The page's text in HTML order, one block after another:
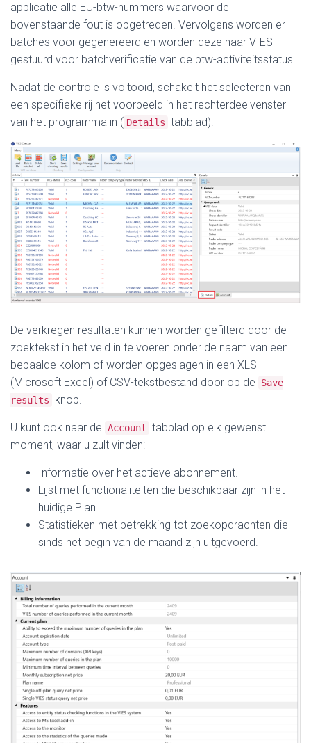
applicatie alle EU-btw-nummers waarvoor de
bovenstaande fout is opgetreden. Vervolgens worden er
batches voor gegenereerd en worden deze naar VIES
gestuurd voor batchverificatie van de btw-activiteitsstatus.
Nadat de controle is voltooid, schakelt het selecteren van
een specifieke rij het voorbeeld in het rechterdeelvenster
van het programma in ( Details tabblad):
De verkregen resultaten kunnen worden gefilterd door de
zoektekst in het veld in te voeren onder de naam van een
bepaalde kolom of worden opgeslagen in een XLS-
(Microsoft Excel) of CSV-tekstbestand door op de
Save
results
knop.
U kunt ook naar de Account tabblad op elk gewenst
moment, waar u zult vinden:
Informatie over het actieve abonnement.
Lijst met functionaliteiten die beschikbaar zijn in het
huidige Plan.
Statistieken met betrekking tot zoekopdrachten die
sinds het begin van de maand zijn uitgevoerd.